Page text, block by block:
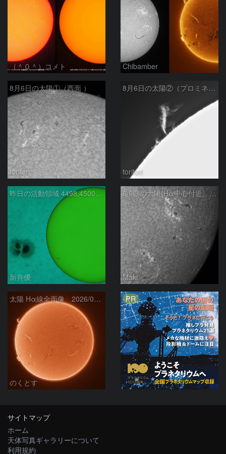
（＾０＾）コメト Chibamber
8月6日の太陽①（西面 ）
toritori
8月6日の太陽②（プロミネン北東縁 ）
toritori
昨日の活動領域 4498,4500：2026/08/05
新井優
8/6朝の太陽(Hα中心付近、4498、4502付近)
Maki
太陽 Hα線全面像 2026/08/06
のくとす
PR
サイトマップ
ホーム
天体写真ギャラリーについて
利用規約